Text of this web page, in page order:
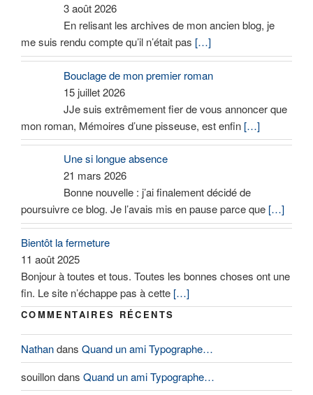
3 août 2026
En relisant les archives de mon ancien blog, je
me suis rendu compte qu’il n’était pas […]
Bouclage de mon premier roman
15 juillet 2026
JJe suis extrêmement fier de vous annoncer que
mon roman, Mémoires d’une pisseuse, est enfin […]
Une si longue absence
21 mars 2026
Bonne nouvelle : j’ai finalement décidé de
poursuivre ce blog. Je l’avais mis en pause parce que […]
Bientôt la fermeture
11 août 2025
Bonjour à toutes et tous. Toutes les bonnes choses ont une
fin. Le site n’échappe pas à cette […]
COMMENTAIRES RÉCENTS
Nathandans Quand un ami Typographe…
souillondans Quand un ami Typographe…